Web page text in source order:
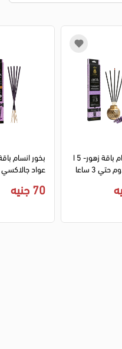
بخور انسام باقة زهور- 5 ا
عواد - يدوم حتي 3 ساعا
عواد
70 جنيه